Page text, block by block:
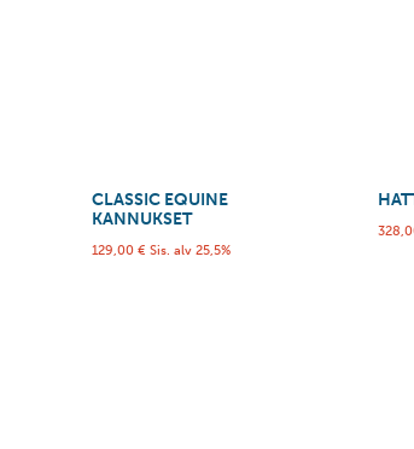
CLASSIC EQUINE
KANNUKSET
129,00€ Sis. alv 25,5%